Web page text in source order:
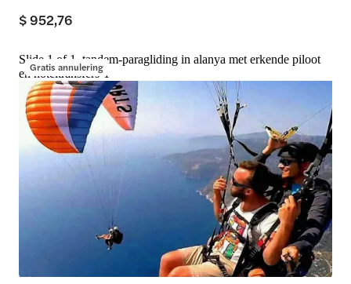
$ 952,76
Gratis annulering
Slide 1 of 1, tandem-paragliding in alanya met erkende piloot
en hoteltransfers-1